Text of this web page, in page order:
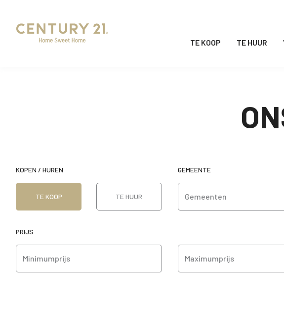
TE KOOP TE HUUR
KOPEN / HUREN
TE KOOP TE HUUR
GEMEENTE
Gemeenten
PRIJS
Minimumprijs Maximumprijs